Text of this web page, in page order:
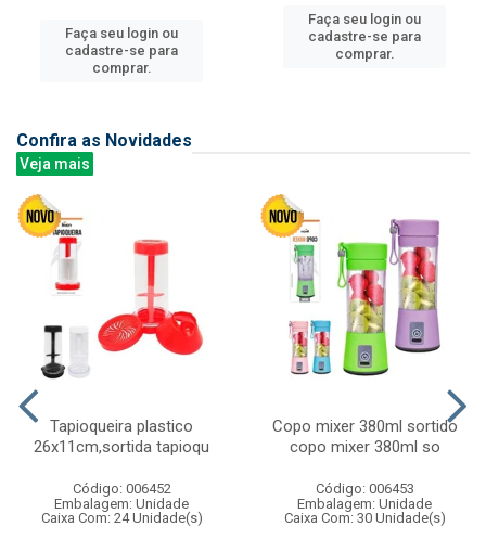
Faça seu login ou
cadastre-se para
comprar.
Faça seu login ou
cadastre-se para
comprar.
Confira as Novidades
Veja mais
Tapioqueira plastico
26x11cm,sortida tapioqu
Código: 006452
Embalagem: Unidade
Caixa Com: 24 Unidade(s)
Copo mixer 380ml sortido
copo mixer 380ml so
Código: 006453
Embalagem: Unidade
Caixa Com: 30 Unidade(s)